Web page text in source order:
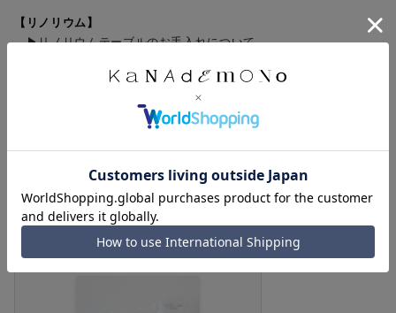
【 リノリウム 】
▶︎リノリウムテーブルのお手入れについて
FENIXテーブルのお手入れについて
関連アイテム